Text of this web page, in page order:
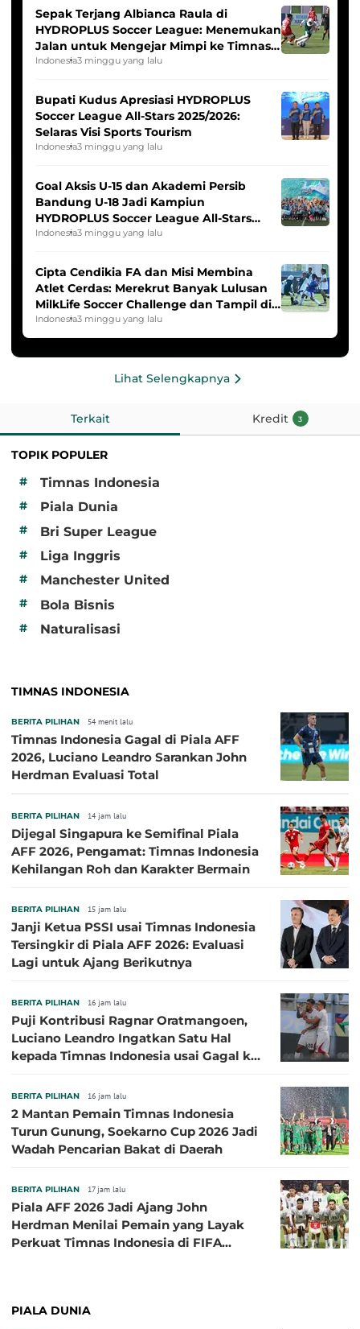
Sepak Terjang Albianca Raula di
HYDROPLUS Soccer League: Menemukan
Jalan untuk Mengejar Mimpi ke Timnas
Indonesia Putri
Indonesia3 minggu yang lalu
Bupati Kudus Apresiasi HYDROPLUS
Soccer League All-Stars 2025/2026:
Selaras Visi Sports Tourism
Indonesia3 minggu yang lalu
Goal Aksis U-15 dan Akademi Persib
Bandung U-18 Jadi Kampiun
HYDROPLUS Soccer League All-Stars
2025/2026
Indonesia3 minggu yang lalu
Cipta Cendikia FA dan Misi Membina
Atlet Cerdas: Merekrut Banyak Lulusan
MilkLife Soccer Challenge dan Tampil di
HYDROPLUS Soccer League
Indonesia3 minggu yang lalu
Lihat Selengkapnya
Terkait Kredit 3
TOPIK POPULER
#
Timnas Indonesia
# Piala Dunia
# Bri Super League
# Liga Inggris
# Manchester United
# Bola Bisnis
# Naturalisasi
TIMNAS INDONESIA
BERITA PILIHAN 54 menit lalu
Timnas Indonesia Gagal di Piala AFF
2026, Luciano Leandro Sarankan John
Herdman Evaluasi Total
BERITA PILIHAN 14 jam lalu
Dijegal Singapura ke Semifinal Piala
AFF 2026, Pengamat: Timnas Indonesia
Kehilangan Roh dan Karakter Bermain
BERITA PILIHAN 15 jam lalu
Janji Ketua PSSI usai Timnas Indonesia
Tersingkir di Piala AFF 2026: Evaluasi
Lagi untuk Ajang Berikutnya
BERITA PILIHAN 16 jam lalu
Puji Kontribusi Ragnar Oratmangoen,
Luciano Leandro Ingatkan Satu Hal
kepada Timnas Indonesia usai Gagal ke
BERITA PILIHAN 16 jam lalu
2 Mantan Pemain Timnas Indonesia
Turun Gunung, Soekarno Cup 2026 Jadi
Wadah Pencarian Bakat di Daerah
BERITA PILIHAN 17 jam lalu
Piala AFF 2026 Jadi Ajang John
Herdman Menilai Pemain yang Layak
Perkuat Timnas Indonesia di FIFA
PIALA DUNIA